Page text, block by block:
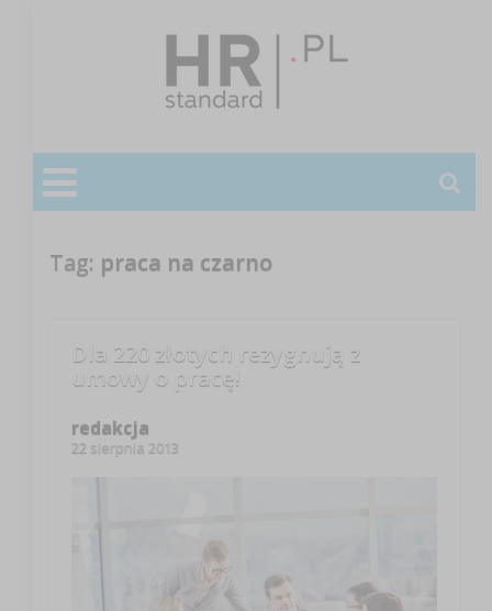
Tag: praca na czarno
Dla 220 złotych rezygnują z
umowy o pracę!
redakcja
22 sierpnia 2013